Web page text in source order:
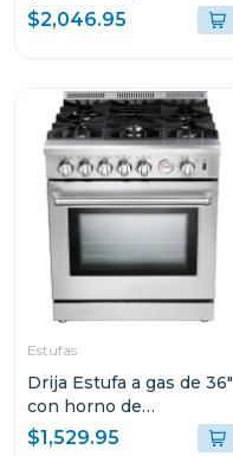
francesas de 36cuft
$2,046.95
Estufas
Drija Estufa a gas de 36"
con horno de
convección
$1,529.95